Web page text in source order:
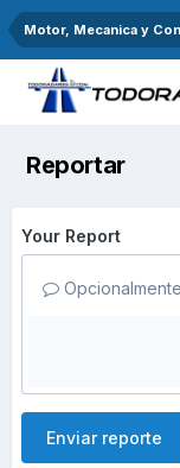
Motor, Mecanica y
Reportar
Your Report
Enviar reporte